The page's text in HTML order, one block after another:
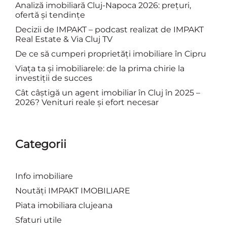
Analiză imobiliară Cluj-Napoca 2026: prețuri,
ofertă și tendințe
Decizii de IMPAKT – podcast realizat de IMPAKT
Real Estate & Via Cluj TV
De ce să cumperi proprietăți imobiliare în Cipru
Viața ta și imobiliarele: de la prima chirie la
investiții de succes
Cât câștigă un agent imobiliar în Cluj în 2025 –
2026? Venituri reale și efort necesar
Categorii
Info imobiliare
Noutăți IMPAKT IMOBILIARE
Piata imobiliara clujeana
Sfaturi utile